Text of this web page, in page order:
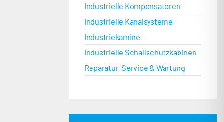
Industrielle Kompensatoren
Industrielle Kanalsysteme
Industriekamine
Industrielle Schallschutzkabinen
Reparatur, Service & Wartung